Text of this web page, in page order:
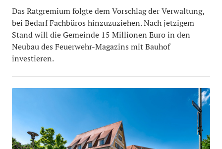
Das Ratgremium folgte dem Vorschlag der Verwaltung,
bei Bedarf Fachbüros hinzuzuziehen. Nach jetzigem
Stand will die Gemeinde 15 Millionen Euro in den
Neubau des Feuerwehr-Magazins mit Bauhof
investieren.